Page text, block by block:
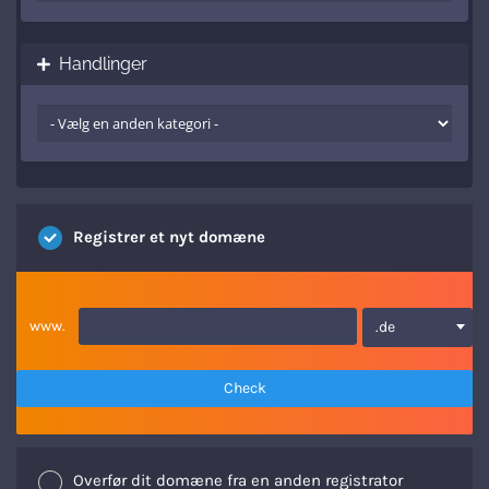
Handlinger
Registrer et nyt domæne
www. .de
Check
Overfør dit domæne fra en anden registrator